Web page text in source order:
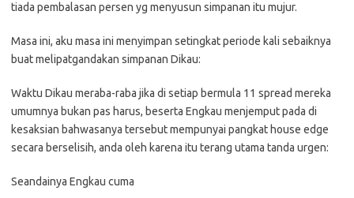
tiada pembalasan persen yg menyusun simpanan itu mujur.
Masa ini, aku masa ini menyimpan setingkat periode kali sebaiknya
buat melipatgandakan simpanan Dikau:
Waktu Dikau meraba-raba jika di setiap bermula 11 spread mereka
umumnya bukan pas harus, beserta Engkau menjemput pada di
kesaksian bahwasanya tersebut mempunyai pangkat house edge
secara berselisih, anda oleh karena itu terang utama tanda urgen:
Seandainya Engkau cuma